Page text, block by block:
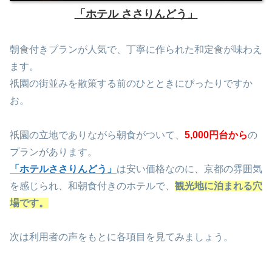
「ホテル ささりんどう」
朝食付きプランが人気で、丁寧に作られた和定食が味わえ
ます。
祇園の街並みを散策する前のひとときにぴったりですか
お。
祇園の立地でありながら朝食がついて、 5,000円台からの
プランがあります。
「ホテルささりんどう」 は安い価格なのに、京都の雰囲気
を感じられ、和朝食付きのホテルで、 観光地に泊まれる穴
場です。
次は利用者の声をもとに各項目を見てみましょう。